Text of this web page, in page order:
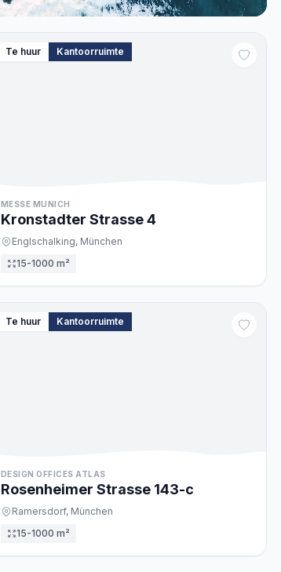
Te huur Kantoorruimte
MESSE MUNICH
Kronstadter Strasse 4
Englschalking, München
15-1000 m²
Te huur Kantoorruimte
DESIGN OFFICES ATLAS
Rosenheimer Strasse 143-c
Ramersdorf, München
15-1000 m²